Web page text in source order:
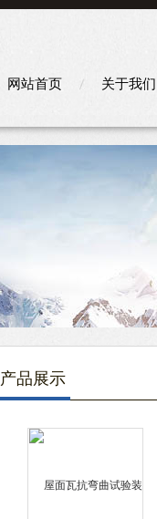
网站首页 关于我们
产品展示